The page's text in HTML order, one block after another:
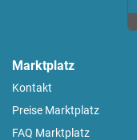
Marktplatz
Kontakt
Preise Marktplatz
FAQ Marktplatz